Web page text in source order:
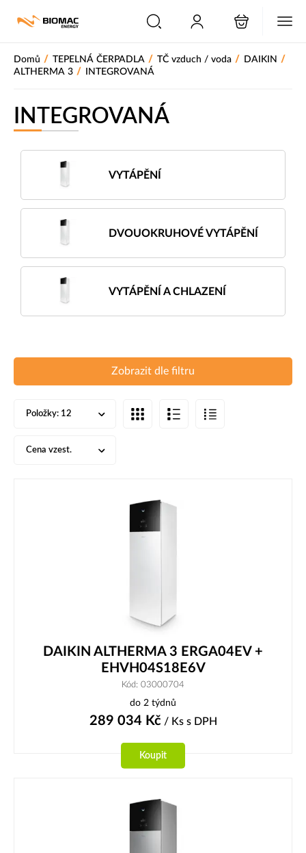
Domů / TEPELNÁ ČERPADLA / TČ vzduch / voda / DAIKIN /
ALTHERMA 3 / INTEGROVANÁ
INTEGROVANÁ
VYTÁPĚNÍ
DVOUOKRUHOVÉ VYTÁPĚNÍ
VYTÁPĚNÍ A CHLAZENÍ
Zobrazit dle filtru
Položky: 12
Cena vzest.
DAIKIN ALTHERMA 3 ERGA04EV +
EHVH04S18E6V
Kód: 03000704
do 2 týdnů
289 034 Kč/ Ks s DPH
Koupit